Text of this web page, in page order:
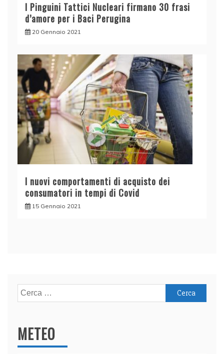
I Pinguini Tattici Nucleari firmano 30 frasi
d’amore per i Baci Perugina
20 Gennaio 2021
I nuovi comportamenti di acquisto dei
consumatori in tempi di Covid
15 Gennaio 2021
Ricerca
per:
METEO